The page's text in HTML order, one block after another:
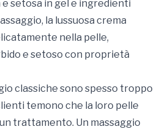
setosa in gel e ingredienti
la lussuosa crema
nella pelle,
e setoso con proprietà
classiche sono spesso troppo
temono che la loro pelle
trattamento. Un massaggio